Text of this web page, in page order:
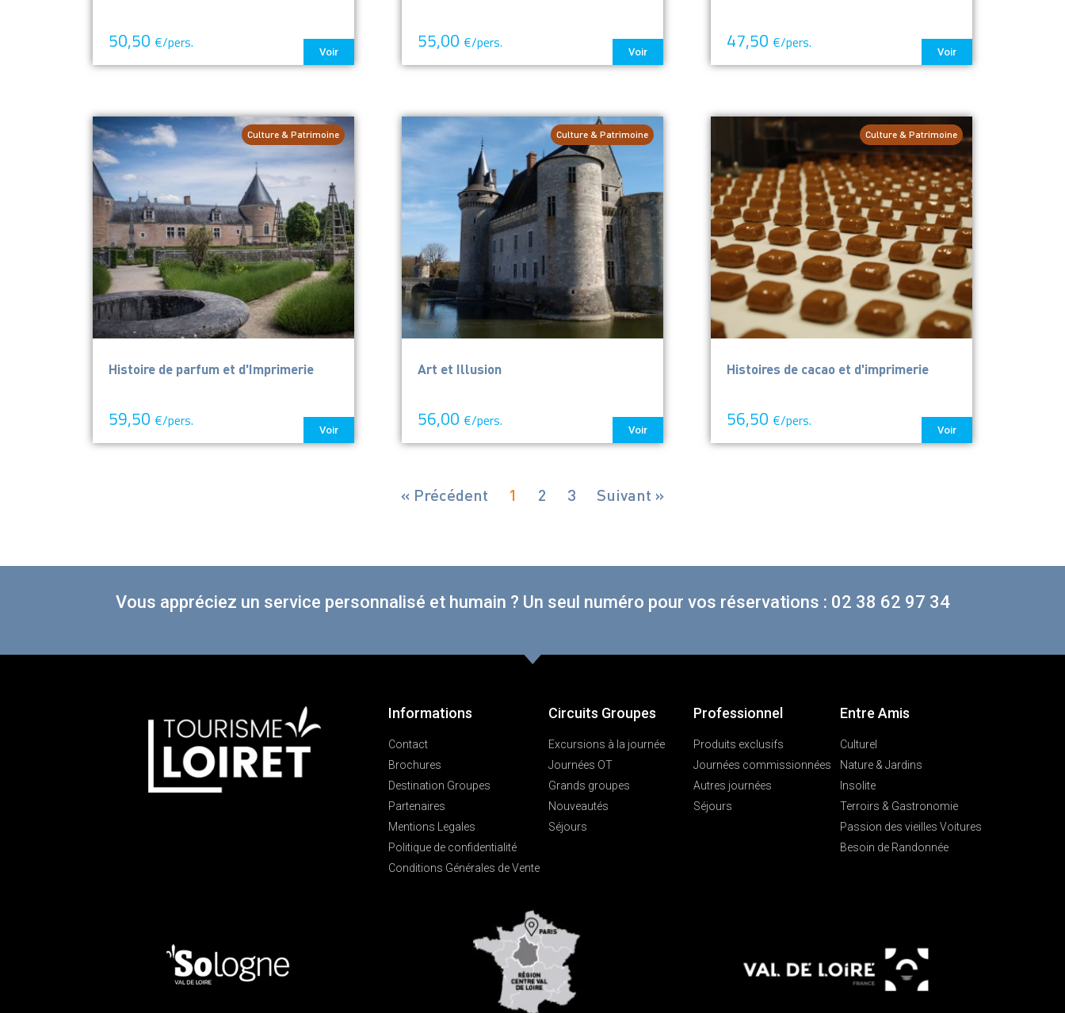
50,50 €/pers.
Voir 55,00 €/pers.
Voir 47,50 €/pers.
Voir
Histoire de parfum et d'Imprimerie
59,50 €/pers.
Voir
Culture & Patrimoine
Art et Illusion
56,00 €/pers.
Voir
Culture & Patrimoine
Histoires de cacao et d'imprimerie
56,50 €/pers.
Voir
Culture & Patrimoine
« Précédent 1 2 3 Suivant »
Vous appréciez un service personnalisé et humain ? Un seul numéro pour vos réservations : 02 38 62 97 34
Informations
Contact
Brochures
Destination Groupes
Partenaires
Mentions Legales
Politique de confidentialité
Conditions Générales de Vente
Circuits Groupes
Excursions à la journée
Journées OT
Grands groupes
Nouveautés
Séjours
Professionnel
Produits exclusifs
Journées commissionnées
Autres journées
Séjours
Entre Amis
Culturel
Nature & Jardins
Insolite
Terroirs & Gastronomie
Passion des vieilles Voitures
Besoin de Randonnée